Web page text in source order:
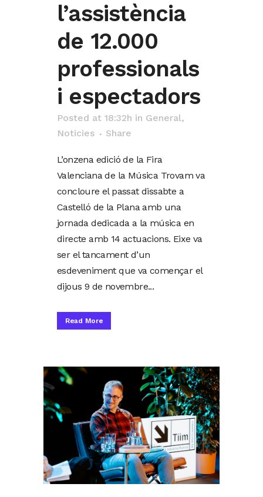
l’assistència
de 12.000
professionals
i espectadors
Posted at 18:32h in General,
Noticies
Share
L’onzena edició de la Fira
Valenciana de la Música Trovam va
concloure el passat dissabte a
Castelló de la Plana amb una
jornada dedicada a la música en
directe amb 14 actuacions. Eixe va
ser el tancament d’un
esdeveniment que va començar el
dijous 9 de novembre...
Read More